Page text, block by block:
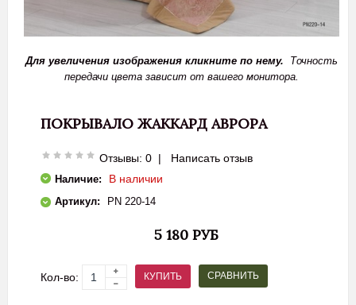
Для увеличения изображения кликните по нему. Точность
передачи цвета зависит от вашего монитора.
ПОКРЫВАЛО ЖАККАРД АВРОРА
Отзывы: 0 | Написать отзыв
Наличие: В наличии
Артикул: PN 220-14
5 180 РУБ
Кол-во: КУПИТЬ СРАВНИТЬ